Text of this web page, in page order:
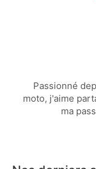
Passionné
moto, j'aime
ma